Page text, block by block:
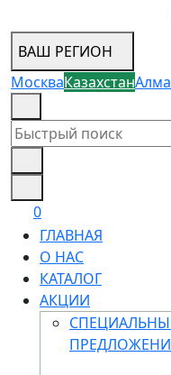
ВАШ РЕГИОН
МоскваКазахстан
0
ГЛАВНАЯ
О НАС
КАТАЛОГ
АКЦИИ